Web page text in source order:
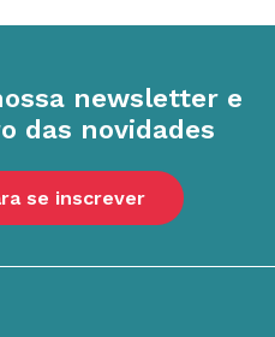
newsletter e
das novidades
se inscrever